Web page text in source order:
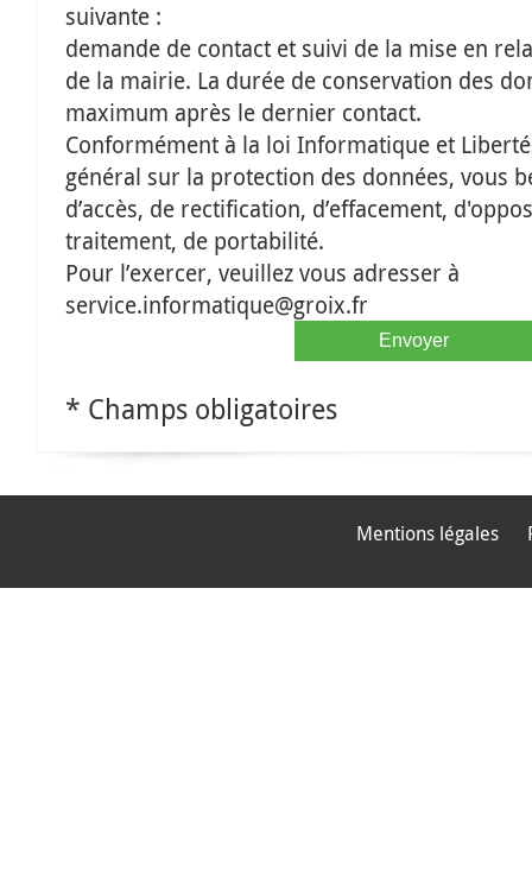
suivante :
demande de contact et suivi de la mise en
de la mairie. La durée de conservation des
maximum après le dernier contact.
Conformément à la loi Informatique et
général sur la protection des données, vous
d’accès, de rectification, d’effacement,
traitement, de portabilité.
Pour l’exercer, veuillez vous adresser à
service.informatique@groix.fr
* Champs obligatoires
Mentions légales